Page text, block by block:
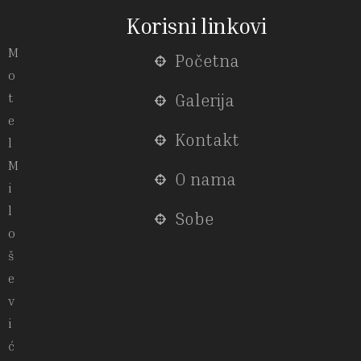
M
o
t
e
l
M
i
l
o
š
e
v
i
ć
Korisni linkovi
Početna
Galerija
Kontakt
O nama
Sobe